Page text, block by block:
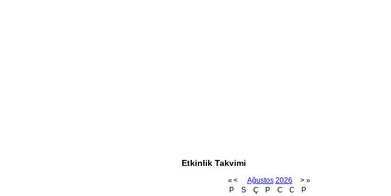
Etkinlik Takvimi
« < Ağustos 2026 > »
P
S Ç P C C
P